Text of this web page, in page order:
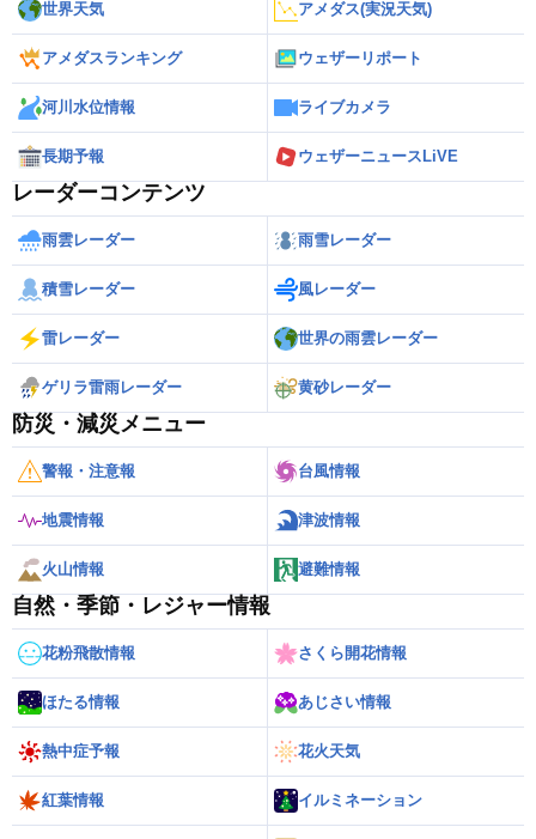
世界天気 アメダス(実況天気)
アメダスランキング ウェザーリポート
河川水位情報 ライブカメラ
長期予報 ウェザーニュースLiVE
レーダーコンテンツ
雨雲レーダー 雨雪レーダー
積雪レーダー 風レーダー
雷レーダー 世界の雨雲レーダー
ゲリラ雷雨レーダー 黄砂レーダー
防災・減災メニュー
警報・注意報 台風情報
地震情報 津波情報
火山情報 避難情報
自然・季節・レジャー情報
花粉飛散情報 さくら開花情報
ほたる情報 あじさい情報
熱中症予報 花火天気
紅葉情報 イルミネーション